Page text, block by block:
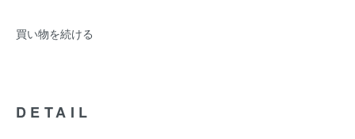
買い物を続ける
DETAIL